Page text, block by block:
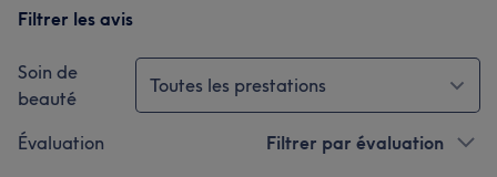
Filtrer les avis
Soin de
beauté
Toutes les prestations
Évaluation Filtrer par évaluation